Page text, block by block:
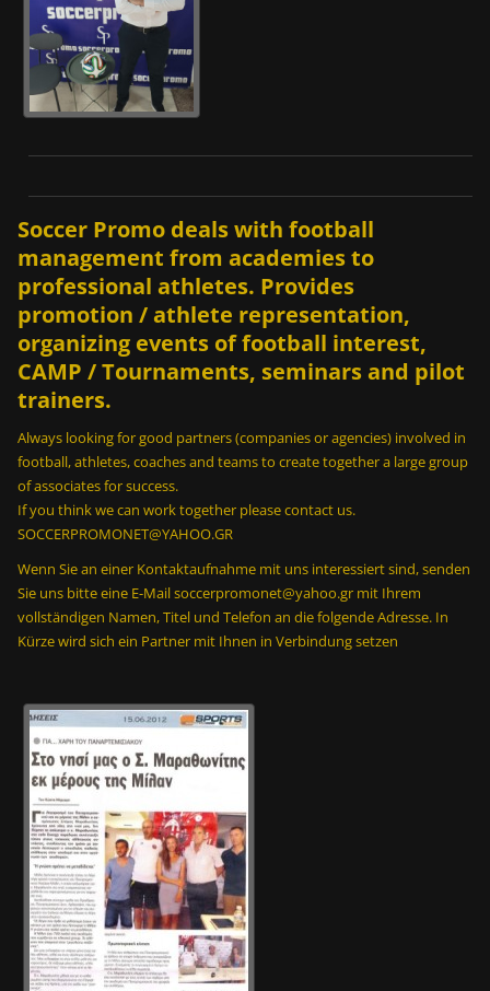
Soccer Promo deals with football
management from academies to
professional athletes. Provides
promotion / athlete representation,
organizing events of football interest,
CAMP / Tournaments, seminars and pilot
trainers.
Always looking for good partners (companies or agencies) involved in
football, athletes, coaches and teams to create together a large group
of associates for success.
If you think we can work together please contact us.
SOCCERPROMONET@YAHOO.GR
Wenn Sie an einer Kontaktaufnahme mit uns interessiert sind, senden
Sie uns bitte eine E-Mail soccerpromonet@yahoo.gr mit Ihrem
vollständigen Namen, Titel und Telefon an die folgende Adresse. In
Kürze wird sich ein Partner mit Ihnen in Verbindung setzen